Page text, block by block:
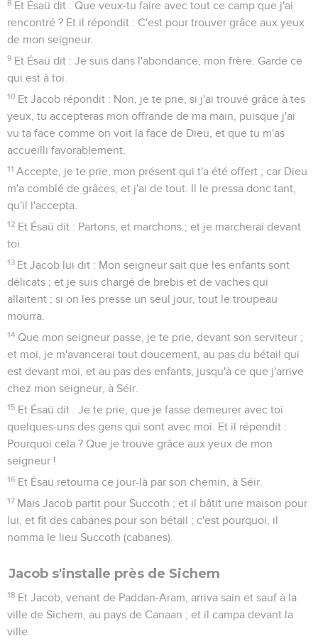
8 Et Ésaü dit : Que veux-tu faire avec tout ce camp que j'ai
rencontré ? Et il répondit : C'est pour trouver grâce aux yeux
de mon seigneur.
9 Et Ésaü dit : Je suis dans l'abondance, mon frère. Garde ce
qui est à toi.
10 Et Jacob répondit : Non, je te prie, si j'ai trouvé grâce à tes
yeux, tu accepteras mon offrande de ma main, puisque j'ai
vu ta face comme on voit la face de Dieu, et que tu m'as
accueilli favorablement.
11 Accepte, je te prie, mon présent qui t'a été offert ; car Dieu
m'a comblé de grâces, et j'ai de tout. Il le pressa donc tant,
qu'il l'accepta.
12 Et Ésaü dit : Partons, et marchons ; et je marcherai devant
toi.
13 Et Jacob lui dit : Mon seigneur sait que les enfants sont
délicats ; et je suis chargé de brebis et de vaches qui
allaitent ; si on les presse un seul jour, tout le troupeau
mourra.
14 Que mon seigneur passe, je te prie, devant son serviteur ;
et moi, je m'avancerai tout doucement, au pas du bétail qui
est devant moi, et au pas des enfants, jusqu'à ce que j'arrive
chez mon seigneur, à Séir.
15 Et Ésaü dit : Je te prie, que je fasse demeurer avec toi
quelques-uns des gens qui sont avec moi. Et il répondit :
Pourquoi cela ? Que je trouve grâce aux yeux de mon
seigneur !
16 Et Ésaü retourna ce jour-là par son chemin, à Séir.
17 Mais Jacob partit pour Succoth ; et il bâtit une maison pour
lui, et fit des cabanes pour son bétail ; c'est pourquoi, il
nomma le lieu Succoth (cabanes).
Jacob s'installe près de Sichem
18 Et Jacob, venant de Paddan-Aram, arriva sain et sauf à la
ville de Sichem, au pays de Canaan ; et il campa devant la
ville.